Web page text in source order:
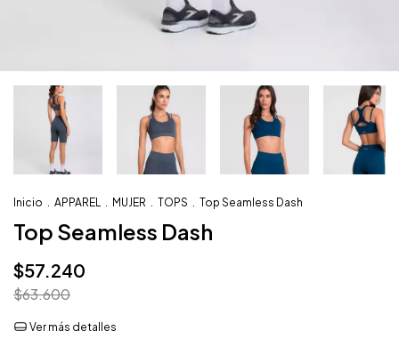
Inicio APPAREL MUJER TOPS Top Seamless Dash
Top Seamless Dash
$57.240
$63.600
Ver más detalles